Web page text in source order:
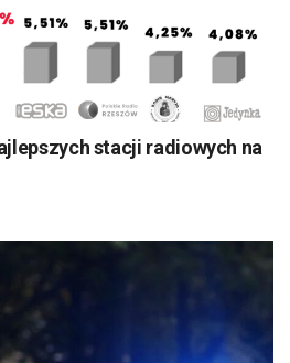
stacji radiowych na